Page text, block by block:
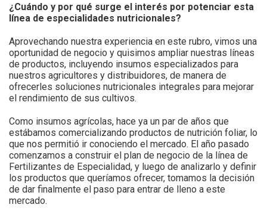
¿Cuándo y por qué surge el interés por potenciar esta
línea de especialidades nutricionales?
Aprovechando nuestra experiencia en este rubro, vimos una
oportunidad de negocio y quisimos ampliar nuestras líneas
de productos, incluyendo insumos especializados para
nuestros agricultores y distribuidores, de manera de
ofrecerles soluciones nutricionales integrales para mejorar
el rendimiento de sus cultivos.
Como insumos agrícolas, hace ya un par de años que
estábamos comercializando productos de nutrición foliar, lo
que nos permitió ir conociendo el mercado. El año pasado
comenzamos a construir el plan de negocio de la línea de
Fertilizantes de Especialidad, y luego de analizarlo y definir
los productos que queríamos ofrecer, tomamos la decisión
de dar finalmente el paso para entrar de lleno a este
mercado.